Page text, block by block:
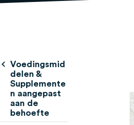
Voedingsmid
delen &
Supplemente
n aangepast
aan de
behoefte